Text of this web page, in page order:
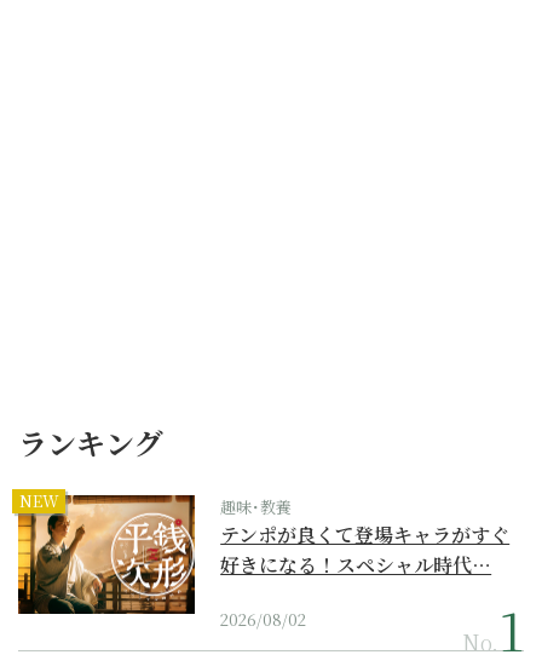
ランキング
NEW 趣味･教養
テンポが良くて登場キャラがすぐ
好きになる！スペシャル時代…
2026/08/02
No.